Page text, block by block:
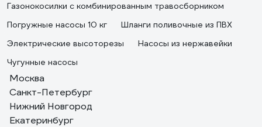
Газонокосилки с комбинированным травосборником
Погружные насосы 10 кг
Шланги поливочные из ПВХ
Электрические высоторезы
Насосы из нержавейки
Чугунные насосы
Москва
Санкт-Петербург
Нижний Новгород
Екатеринбург